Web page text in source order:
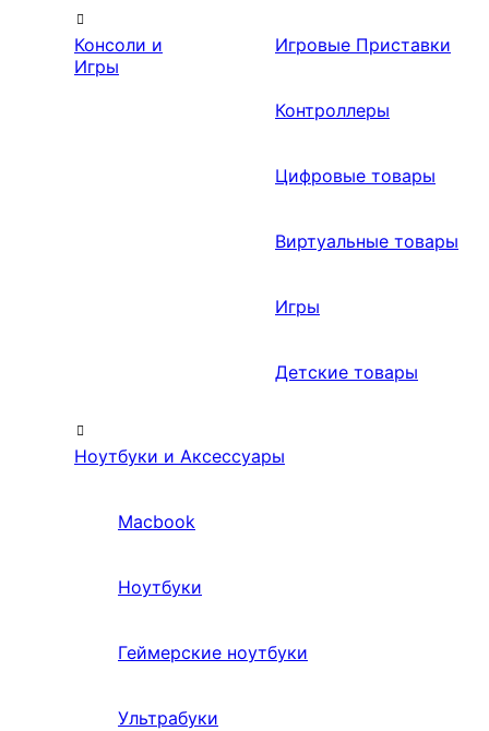
Консоли и
Игры
Игровые Приставки
Контроллеры
Цифровые товары
Виртуальные товары
Игры
Детские товары
Ноутбуки и Аксессуары
Macbook
Ноутбуки
Геймерские ноутбуки
Ультрабуки